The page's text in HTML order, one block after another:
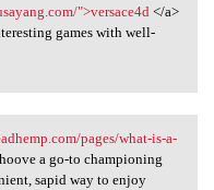
">versace4d </a>
games with well-
pages/what-is-a-
a go-to championing
sapid way to enjoy